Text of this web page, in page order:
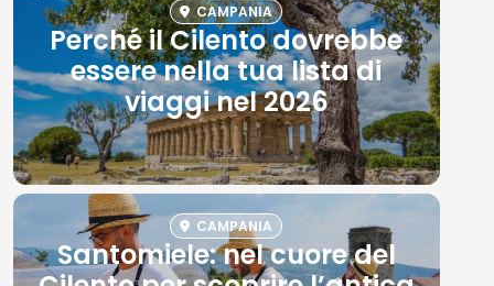
CAMPANIA
Perché il Cilento dovrebbe
essere nella tua lista di
viaggi nel 2026
CAMPANIA
Santomiele: nel cuore del